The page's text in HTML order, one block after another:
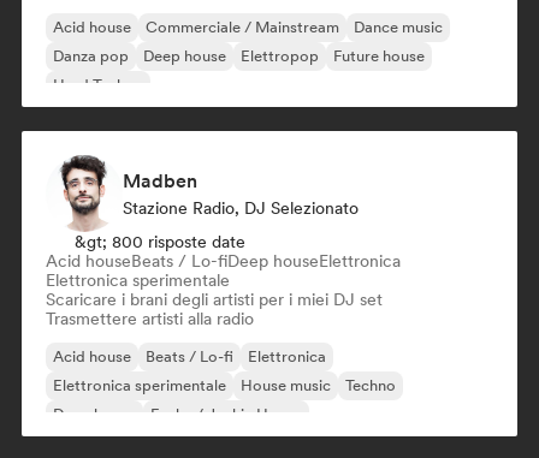
Acid house Commerciale / Mainstream
Dance music
Danza pop
Deep house Elettropop
Future house
Hard Techno
Madben
Stazione Radio, DJ Selezionato
&gt; 800 risposte date
Acid houseBeats / Lo-fiDeep houseElettronica
Elettronica sperimentale
Scaricare i brani degli artisti per i miei DJ set
Trasmettere artisti alla radio
Acid house Beats / Lo-fi
Elettronica
Elettronica sperimentale
House music
Techno
Deep house
Funky / Jackin House